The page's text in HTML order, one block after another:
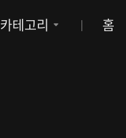
카테고리 홈